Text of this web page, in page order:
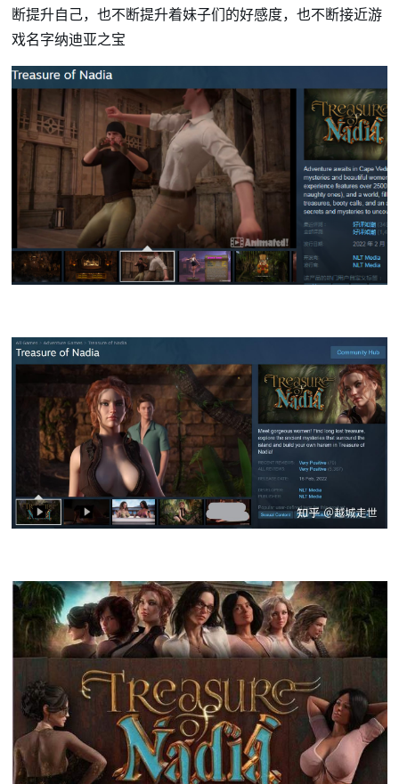
断提升自己，也不断提升着妹子们的好感度，也不断接近游
戏名字纳迪亚之宝